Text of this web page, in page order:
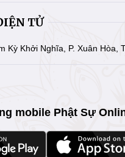
TỬ
Kỳ Khởi Nghĩa, P. Xuân Hòa,
mobile Phật Sự